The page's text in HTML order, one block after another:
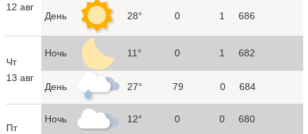
12 авг
День 28° 0 1 686
Чт
13 авг
Ночь 11° 0 1 682
День 27° 79 0 684
Пт
Ночь 12° 0 0 680